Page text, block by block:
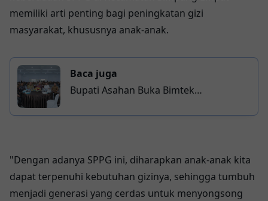
memiliki arti penting bagi peningkatan gizi
masyarakat, khususnya anak-anak.
Baca juga
Bupati Asahan Buka Bimtek
"Dengan adanya SPPG ini, diharapkan anak-anak kita
dapat terpenuhi kebutuhan gizinya, sehingga tumbuh
menjadi generasi yang cerdas untuk menyongsong